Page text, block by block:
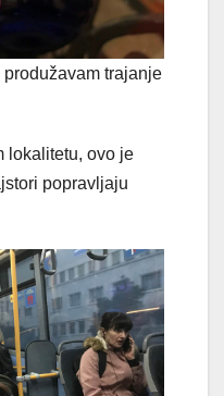
trajanje
lokalitetu, ovo je
popravljaju